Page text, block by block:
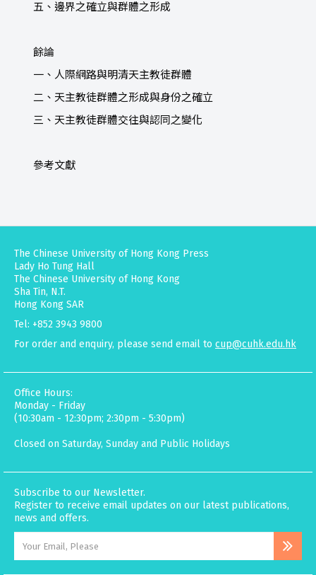
五、邊界之確立與群體之形成
餘論
一、人際網路與明清天主教徒群體
二、天主教徒群體之形成與身份之確立
三、天主教徒群體交往與認同之變化
參考文獻
The Chinese University of Hong Kong Press
Lady Ho Tung Hall
The Chinese University of Hong Kong
Sha Tin, N.T.
Hong Kong SAR
Tel: +852 3943 9800
For order and enquiry, please send email to cup@cuhk.edu.hk
Office Hours:
Monday - Friday
(10:30am - 12:30pm; 2:30pm - 5:30pm)
Closed on Saturday, Sunday and Public Holidays
Subscribe to our Newsletter.
Register to receive email updates on our latest publications,
news and offers.